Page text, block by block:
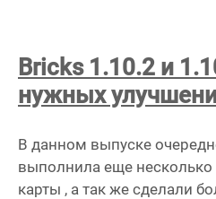
Bricks 1.10.2 и
нужных
В данном выпуске
выполнила еще
карты , а так же сделали